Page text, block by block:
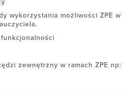
wykorzystania możliwości ZPE w
zewnętrzny w ramach ZPE np: